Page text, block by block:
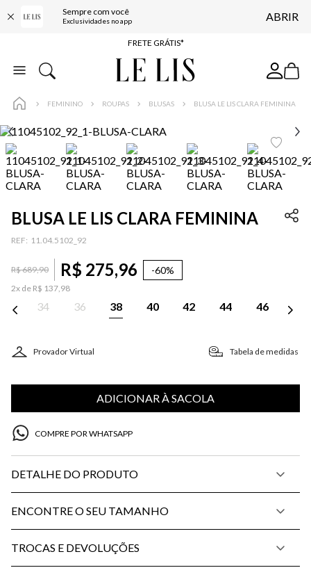
Sempre com você
Exclusividades no app ABRIR
ENTREGA EXPRESSA*
FRETE GRÁTIS*
BAIXE O APP
FEMININO ROUPAS BLUSAS BLUSA LE LIS CLARA FEMININA
BLUSA LE LIS CLARA FEMININA
: 11.04.5102_92
R$689,90 R$ 275,96 -60%
2x de R$ 137,98
34 36 38 40 42 44 46
Provador Virtual Tabela de medidas
ADICIONAR À SACOLA
COMPRE POR WHATSAPP
DETALHE DO PRODUTO
ENCONTRE O SEU TAMANHO
TROCAS E DEVOLUÇÕES